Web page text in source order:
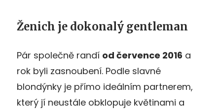
Ženich je dokonalý gentleman
Pár společně randí od července 2016 a
rok byli zasnoubení. Podle slavné
blondýnky je přímo ideálním partnerem,
který jí neustále obklopuje květinami a